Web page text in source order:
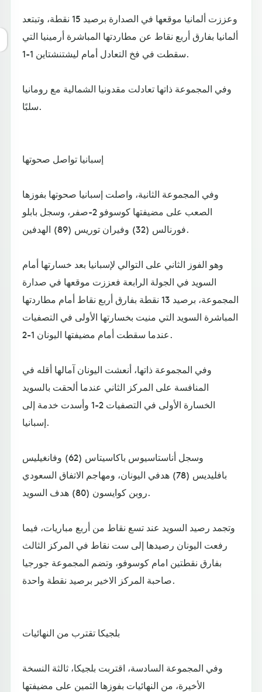
وعززت ألمانيا موقعها في الصدارة برصيد 15 نقطة، وتبتعد
ألمانيا بفارق أربع نقاط عن مطاردتها المباشرة أرمينيا التي
سقطت في فخ التعادل أمام ليشتنشتاين 1-1.
وفي المجموعة ذاتها تعادلت مقدونيا الشمالية مع رومانيا
سلبًا.
إسبانيا تواصل صحوتها
وفي المجموعة الثانية، واصلت إسبانيا صحوتها بفوزها
الصعب على مضيفتها كوسوفو 2-صفر، وسجل بابلو
فورنالس (32) وفيران توريس (89) الهدفين.
وهو الفوز الثاني على التوالي لإسبانيا بعد خسارتها أمام
السويد في الجولة الرابعة فعززت موقعها في صدارة
المجموعة، برصيد 13 نقطة بفارق أربع نقاط أمام مطاردتها
المباشرة السويد التي منيت بخسارتها الأولى في التصفيات
عندما سقطت أمام مضيفتها اليونان 1-2.
وفي المجموعة ذاتها، أنعشت اليونان آمالها أقله في
المنافسة على المركز الثاني عندما ألحقت بالسويد
الخسارة الأولى في التصفيات 2-1 وأسدت خدمة إلى
إسبانيا.
وسجل أناستاسيوس باكاسيتاس (62) وفانغيليس
بافليديس (78) هدفي اليونان، ومهاجم الاتفاق السعودي
روبن كوايسون (80) هدف السويد.
وتجمد رصيد السويد عند تسع نقاط من أربع مباريات، فيما
رفعت اليونان رصيدها إلى ست نقاط في المركز الثالث
بفارق نقطتين امام كوسوفو، وتضم المجموعة جورجيا
صاحبة المركز الاخير برصيد نقطة واحدة.
بلجيكا تقترب من النهائيات
وفي المجموعة السادسة، اقتربت بلجيكا، ثالثة النسخة
الأخيرة، من النهائيات بفوزها الثمين على مضيفتها